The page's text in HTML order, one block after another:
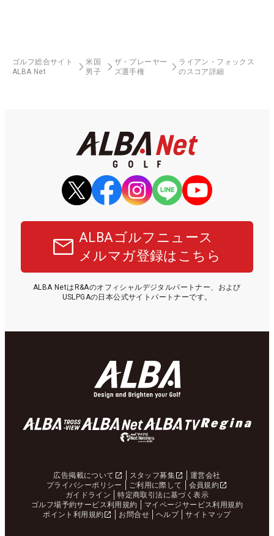
ゴルフ総合サイト
ALBA Net
米国
男子
ザ・プレーヤー
ズ選手権
ライアン・フォックス
のスコア詳細
ALBAゴルフニュース
メルマガ登録はこちら
ALBA NetはR&Aのオフィシャルデジタルパートナー、および
USLPGAの日本公式サイトパートナーです。
広告掲載について スタッフ募集
運営会社
プライバシーポリシー
ご利用に際して
会員規約
ガイドライン
特定商取引法に基づく表示
ゴルフ場予約サービス利用規約
マイページサービス利用規約
ポイント利用規約
お問合せ ヘルプ サイトマップ